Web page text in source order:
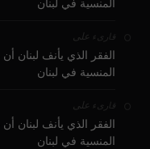
المنسية في لبنان
قارىء على
الفقر الذي يأنف لبنان
المنسية في لبنان
قارىء على
الفقر الذي يأنف لبنان
المنسية في لبنان